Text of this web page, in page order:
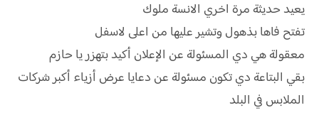
يعيد حديثة مرة اخري الانسة ملوك
تفتح فاها بذهول وتشير عليها من اعلى لاسفل
معقولة هي دي المسئولة عن الإعلان أكيد بتهزر يا حازم
بقي البتاعة دي تكون مسئولة عن دعايا عرض أزياء أكبر شركات
الملابس في البلد